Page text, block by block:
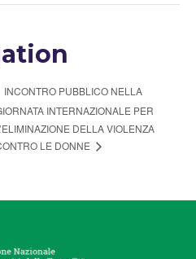
INCONTRO PUBBLICO NELLA
INTERNAZIONALE PER
DELLA VIOLENZA
LE DONNE